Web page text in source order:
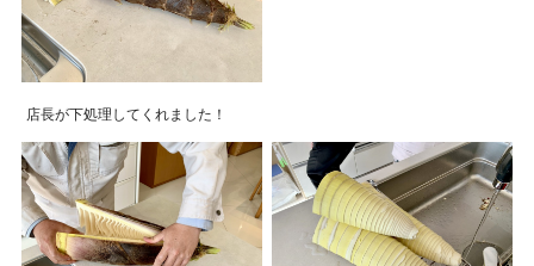
店長が下処理してくれました！